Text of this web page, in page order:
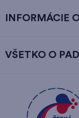
INFORMÁCIE
VŠETKO O